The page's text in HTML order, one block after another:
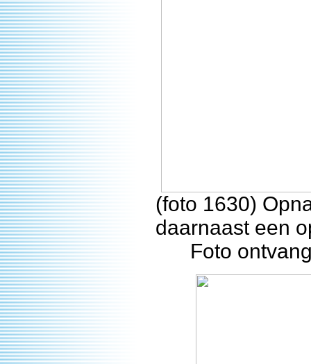
(foto 1630)
daarnaast een
Foto